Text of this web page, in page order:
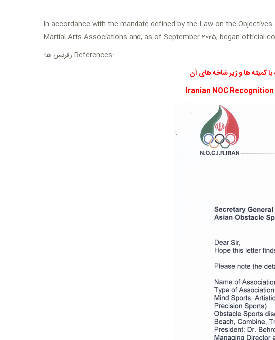
In accordance with the mandate defined by the Law on the
Martial Arts Associations and, as of September 2025, began official
رفرنس ها: References:
کمیته ها و زیر شاخه های آن
Iranian NOC